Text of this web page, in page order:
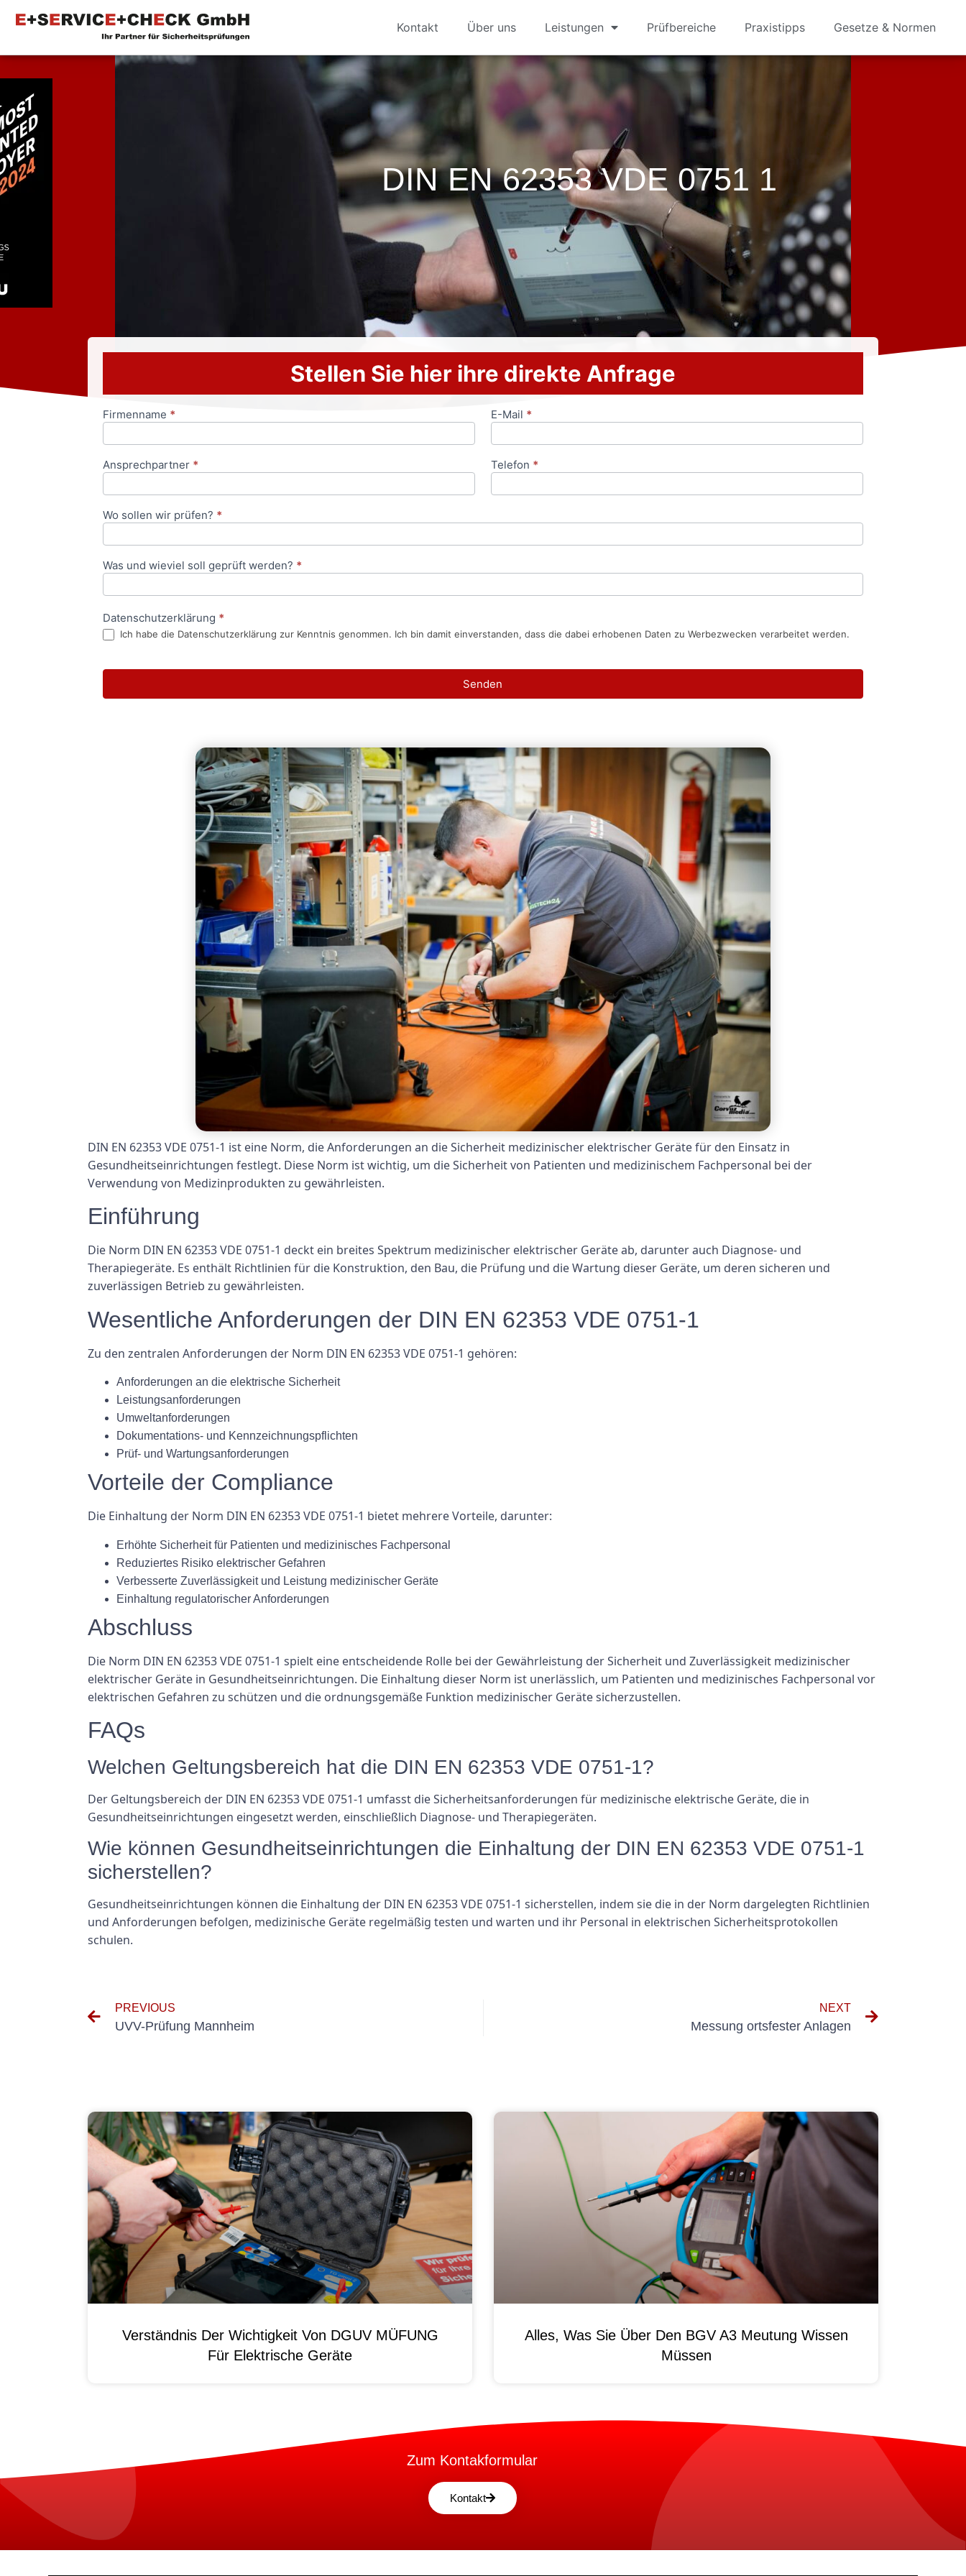
Kontakt Über uns Leistungen Prüfbereiche Praxistipps Gesetze & Normen
DIN EN 62353 VDE 0751 1
Stellen Sie hier ihre direkte Anfrage
Anfrageformular
Firmenname * E-Mail *
Ansprechpartner * Telefon *
Wo sollen wir prüfen? *
Was und wieviel soll geprüft werden? *
Datenschutzerklärung *
Ich habe die Datenschutzerklärung zur Kenntnis genommen. Ich bin damit einverstanden, dass die dabei erhobenen Daten zu Werbezwecken verarbeitet werden.
Senden
DIN EN 62353 VDE 0751-1 ist eine Norm, die Anforderungen an die Sicherheit medizinischer elektrischer Geräte für den Einsatz in
Gesundheitseinrichtungen festlegt. Diese Norm ist wichtig, um die Sicherheit von Patienten und medizinischem Fachpersonal bei der
Verwendung von Medizinprodukten zu gewährleisten.
Einführung
Die Norm DIN EN 62353 VDE 0751-1 deckt ein breites Spektrum medizinischer elektrischer Geräte ab, darunter auch Diagnose- und
Therapiegeräte. Es enthält Richtlinien für die Konstruktion, den Bau, die Prüfung und die Wartung dieser Geräte, um deren sicheren und
zuverlässigen Betrieb zu gewährleisten.
Wesentliche Anforderungen der DIN EN 62353 VDE 0751-1
Zu den zentralen Anforderungen der Norm DIN EN 62353 VDE 0751-1 gehören:
Anforderungen an die elektrische Sicherheit
Leistungsanforderungen
Umweltanforderungen
Dokumentations- und Kennzeichnungspflichten
Prüf- und Wartungsanforderungen
Vorteile der Compliance
Die Einhaltung der Norm DIN EN 62353 VDE 0751-1 bietet mehrere Vorteile, darunter:
Erhöhte Sicherheit für Patienten und medizinisches Fachpersonal
Reduziertes Risiko elektrischer Gefahren
Verbesserte Zuverlässigkeit und Leistung medizinischer Geräte
Einhaltung regulatorischer Anforderungen
Abschluss
Die Norm DIN EN 62353 VDE 0751-1 spielt eine entscheidende Rolle bei der Gewährleistung der Sicherheit und Zuverlässigkeit medizinischer
elektrischer Geräte in Gesundheitseinrichtungen. Die Einhaltung dieser Norm ist unerlässlich, um Patienten und medizinisches Fachpersonal vor
elektrischen Gefahren zu schützen und die ordnungsgemäße Funktion medizinischer Geräte sicherzustellen.
FAQs
Welchen Geltungsbereich hat die DIN EN 62353 VDE 0751-1?
Der Geltungsbereich der DIN EN 62353 VDE 0751-1 umfasst die Sicherheitsanforderungen für medizinische elektrische Geräte, die in
Gesundheitseinrichtungen eingesetzt werden, einschließlich Diagnose- und Therapiegeräten.
Wie können Gesundheitseinrichtungen die Einhaltung der DIN EN 62353 VDE 0751-1
sicherstellen?
Gesundheitseinrichtungen können die Einhaltung der DIN EN 62353 VDE 0751-1 sicherstellen, indem sie die in der Norm dargelegten Richtlinien
und Anforderungen befolgen, medizinische Geräte regelmäßig testen und warten und ihr Personal in elektrischen Sicherheitsprotokollen
schulen.
PREVIOUS
UVV-Prüfung Mannheim
NEXT
Messung ortsfester Anlagen
Verständnis Der Wichtigkeit Von DGUV MÜFUNG
Für Elektrische Geräte
Alles, Was Sie Über Den BGV A3 Meutung Wissen
Müssen
Zum Kontakformular
Kontakt